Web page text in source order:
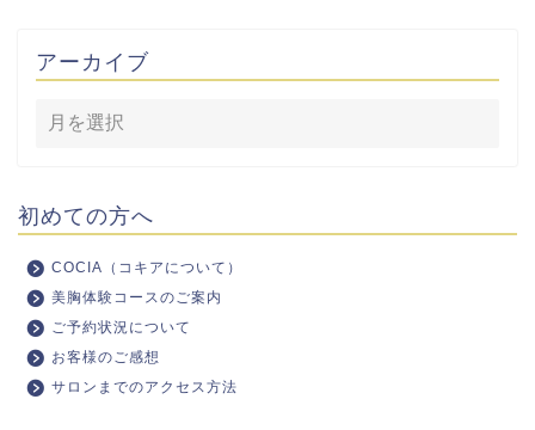
アーカイブ
初めての方へ
COCIA（コキアについて）
美胸体験コースのご案内
ご予約状況について
お客様のご感想
サロンまでのアクセス方法